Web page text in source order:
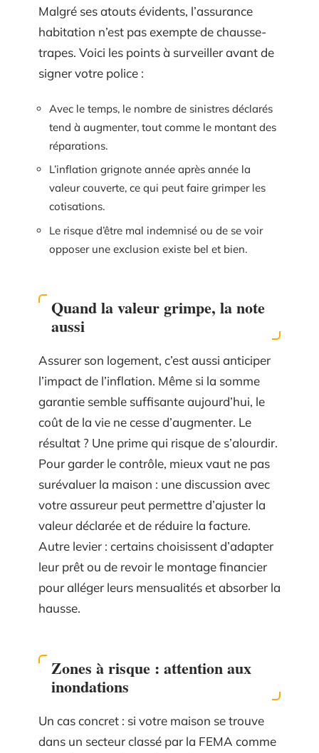
Malgré ses atouts évidents, l’assurance
habitation n’est pas exempte de chausse-
trapes. Voici les points à surveiller avant de
signer votre police :
Avec le temps, le nombre de sinistres déclarés
tend à augmenter, tout comme le montant des
réparations.
L’inflation grignote année après année la
valeur couverte, ce qui peut faire grimper les
cotisations.
Le risque d’être mal indemnisé ou de se voir
opposer une exclusion existe bel et bien.
Quand la valeur grimpe, la note
aussi
Assurer son logement, c’est aussi anticiper
l’impact de l’inflation. Même si la somme
garantie semble suffisante aujourd’hui, le
coût de la vie ne cesse d’augmenter. Le
résultat ? Une prime qui risque de s’alourdir.
Pour garder le contrôle, mieux vaut ne pas
surévaluer la maison : une discussion avec
votre assureur peut permettre d’ajuster la
valeur déclarée et de réduire la facture.
Autre levier : certains choisissent d’adapter
leur prêt ou de revoir le montage financier
pour alléger leurs mensualités et absorber la
hausse.
Zones à risque : attention aux
inondations
Un cas concret : si votre maison se trouve
dans un secteur classé par la FEMA comme